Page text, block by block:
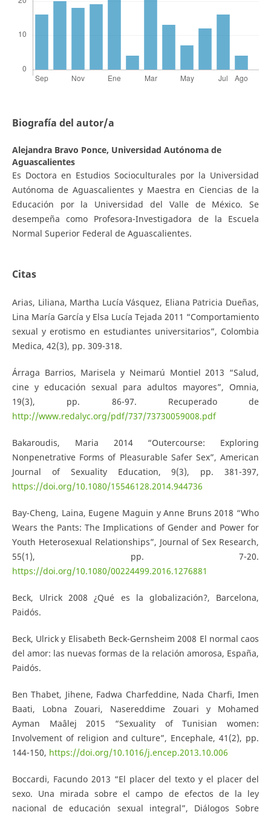
Biografía del autor/a
Alejandra Bravo Ponce, Universidad Autónoma de
Aguascalientes
Es Doctora en Estudios Socioculturales por la Universidad
Autónoma de Aguascalientes y Maestra en Ciencias de la
Educación por la Universidad del Valle de México. Se
desempeña como Profesora-Investigadora de la Escuela
Normal Superior Federal de Aguascalientes.
Citas
Arias, Liliana, Martha Lucía Vásquez, Eliana Patricia Dueñas,
Lina María García y Elsa Lucía Tejada 2011 “Comportamiento
sexual y erotismo en estudiantes universitarios”, Colombia
Medica, 42(3), pp. 309-318.
Árraga Barrios, Marisela y Neimarú Montiel 2013 “Salud,
cine y educación sexual para adultos mayores”, Omnia,
19(3), pp. 86-97. Recuperado de
http://www.redalyc.org/pdf/737/73730059008.pdf
Bakaroudis, Maria 2014 “Outercourse: Exploring
Nonpenetrative Forms of Pleasurable Safer Sex”, American
Journal of Sexuality Education, 9(3), pp. 381-397,
https://doi.org/10.1080/15546128.2014.944736
Bay-Cheng, Laina, Eugene Maguin y Anne Bruns 2018 “Who
Wears the Pants: The Implications of Gender and Power for
Youth Heterosexual Relationships”, Journal of Sex Research,
55(1), pp. 7-20.
https://doi.org/10.1080/00224499.2016.1276881
Beck, Ulrick 2008 ¿Qué es la globalización?, Barcelona,
Paidós.
Beck, Ulrick y Elisabeth Beck-Gernsheim 2008 El normal caos
del amor: las nuevas formas de la relación amorosa, España,
Paidós.
Ben Thabet, Jihene, Fadwa Charfeddine, Nada Charfi, Imen
Baati, Lobna Zouari, Nasereddime Zouari y Mohamed
Ayman Maâlej 2015 “Sexuality of Tunisian women:
Involvement of religion and culture”, Encephale, 41(2), pp.
144-150, https://doi.org/10.1016/j.encep.2013.10.006
Boccardi, Facundo 2013 “El placer del texto y el placer del
sexo. Una mirada sobre el campo de efectos de la ley
nacional de educación sexual integral”, Diálogos Sobre